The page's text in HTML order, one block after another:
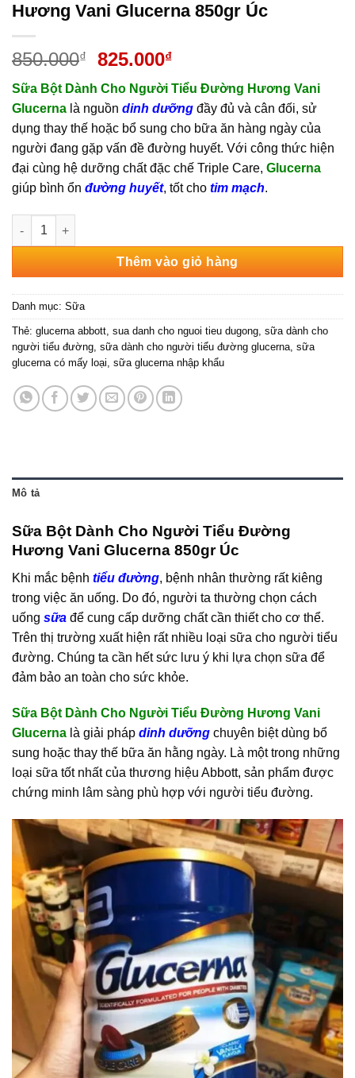
Hương Vani Glucerna 850gr Úc
850.000₫
Giá
là:
850.000₫.
825.000₫Giá
hiện
tại
là:
825.000₫.
Sữa Bột Dành Cho Người Tiểu Đường Hương Vani
Glucerna là nguồn dinh dưỡng đầy đủ và cân đối, sử
dụng thay thế hoặc bổ sung cho bữa ăn hàng ngày của
người đang gặp vấn đề đường huyết. Với công thức hiện
đại cùng hệ dưỡng chất đặc chế Triple Care, Glucerna
giúp bình ổn đường huyết, tốt cho tim mạch.
Sữa Bột Dành Cho Người Tiểu Đường Hương Vani Glucerna
Thêm vào giỏ hàng
Danh mục: Sữa
Thẻ: glucerna abbott, sua danh cho nguoi tieu dugong, sữa dành cho
người tiểu đường, sữa dành cho người tiểu đường glucerna, sữa
glucerna có mấy loại, sữa glucerna nhập khẩu
Mô tả
Sữa Bột Dành Cho Người Tiểu Đường
Hương Vani Glucerna 850gr Úc
Khi mắc bệnh tiểu đường, bệnh nhân thường rất kiêng
trong việc ăn uống. Do đó, người ta thường chọn cách
uống sữa để cung cấp dưỡng chất cần thiết cho cơ thể.
Trên thị trường xuất hiện rất nhiều loại sữa cho người tiểu
đường. Chúng ta cần hết sức lưu ý khi lựa chọn sữa để
đảm bảo an toàn cho sức khỏe.
Sữa Bột Dành Cho Người Tiểu Đường Hương Vani
Glucerna là giải pháp dinh dưỡng chuyên biệt dùng bổ
sung hoặc thay thế bữa ăn hằng ngày. Là một trong những
loại sữa tốt nhất của thương hiệu Abbott, sản phẩm được
chứng minh lâm sàng phù hợp với người tiểu đường.